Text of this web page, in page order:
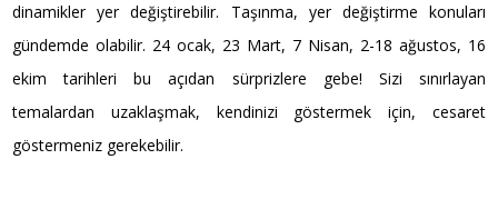
dinamikler yer değiştirebilir. Taşınma, yer değiştirme konuları
gündemde olabilir. 24 ocak, 23 Mart, 7 Nisan, 2-18 ağustos, 16
ekim tarihleri bu açıdan sürprizlere gebe! Sizi sınırlayan
temalardan uzaklaşmak, kendinizi göstermek için, cesaret
göstermeniz gerekebilir.